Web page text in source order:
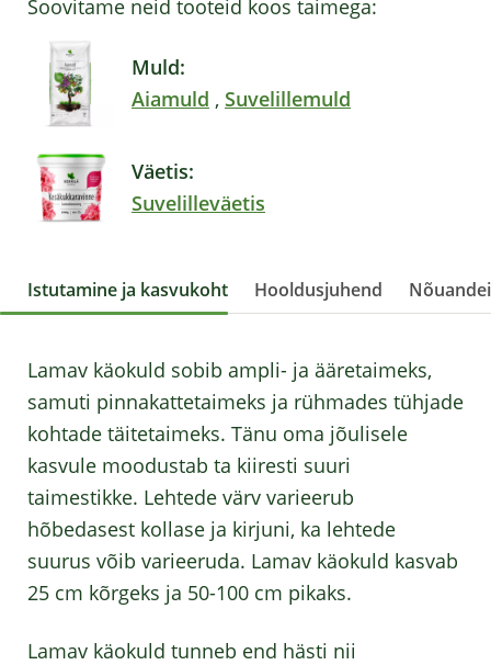
Soovitame neid tooteid koos taimega:
Muld:
Aiamuld , Suvelillemuld
Väetis:
Suvelilleväetis
Istutamine ja kasvukoht Hooldusjuhend
Lamav käokuld sobib ampli- ja ääretaimeks,
samuti pinnakattetaimeks ja rühmades tühjade
kohtade täitetaimeks. Tänu oma jõulisele
kasvule moodustab ta kiiresti suuri
taimestikke. Lehtede värv varieerub
hõbedasest kollase ja kirjuni, ka lehtede
suurus võib varieeruda. Lamav käokuld kasvab
25 cm kõrgeks ja 50-100 cm pikaks.
Lamav käokuld tunneb end hästi nii